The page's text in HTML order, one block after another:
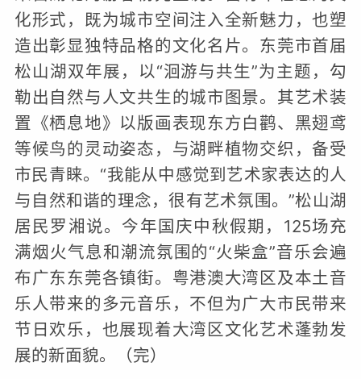
化形式，既为城市空间注入全新魅力，也塑
造出彰显独特品格的文化名片。东莞市首届
松山湖双年展，以“洄游与共生”为主题，勾
勒出自然与人文共生的城市图景。其艺术装
置《栖息地》以版画表现东方白鹳、黑翅鸢
等候鸟的灵动姿态，与湖畔植物交织，备受
市民青睐。“我能从中感觉到艺术家表达的人
与自然和谐的理念，很有艺术氛围。”松山湖
居民罗湘说。今年国庆中秋假期，125场充
满烟火气息和潮流氛围的“火柴盒”音乐会遍
布广东东莞各镇街。粤港澳大湾区及本土音
乐人带来的多元音乐，不但为广大市民带来
节日欢乐，也展现着大湾区文化艺术蓬勃发
展的新面貌。（完）